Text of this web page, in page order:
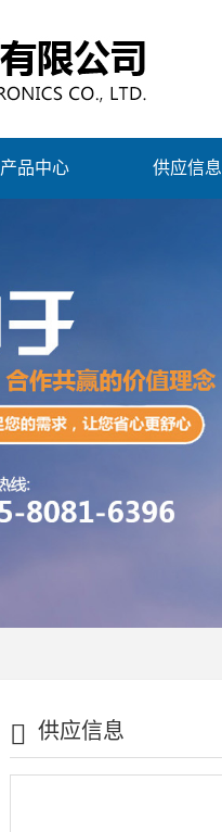
产品中心 供应信息
供应信息